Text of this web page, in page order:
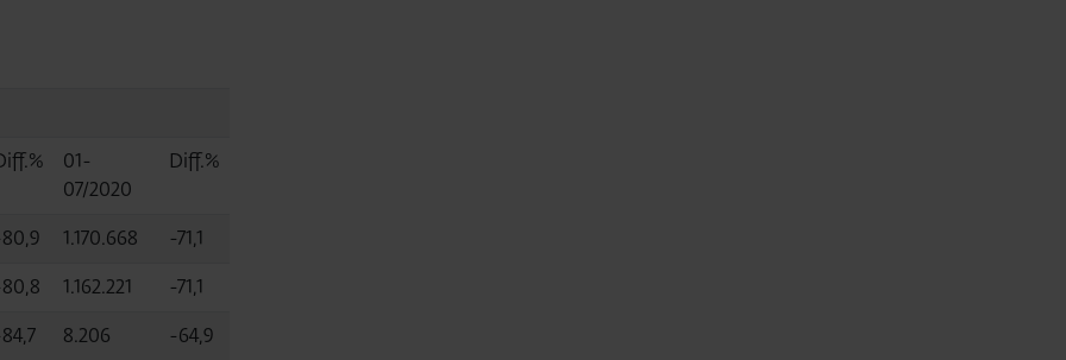
01-
07/2020
Diff.%
1.170.668
-71,1
1.162.221
-71,1
8.206
-64,9